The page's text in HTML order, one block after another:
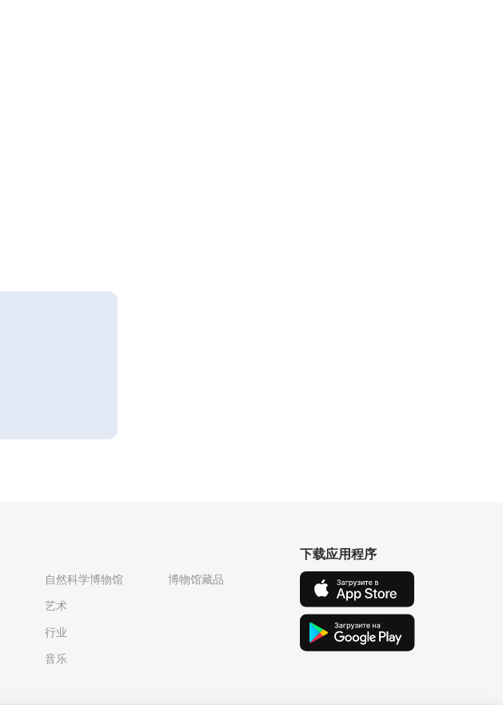
自然科学博物馆
艺术
行业
音乐
博物馆藏品
下载应用程序